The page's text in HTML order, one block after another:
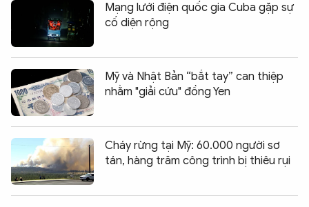
Mạng lưới điện quốc gia Cuba gặp sự
cố diện rộng
Mỹ và Nhật Bản “bắt tay” can thiệp
nhằm "giải cứu" đồng Yen
Cháy rừng tại Mỹ: 60.000 người sơ
tán, hàng trăm công trình bị thiêu rụi